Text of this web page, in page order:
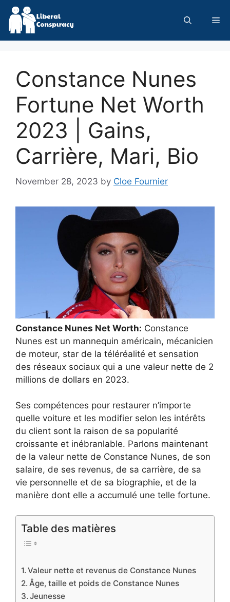
Skip
content
Constance Nunes
Fortune Net Worth
2023 | Gains,
Carrière, Mari, Bio
November 28, 2023 by Cloe Fournier
Constance Nunes Net Worth: Constance
Nunes est un mannequin américain, mécanicien
de moteur, star de la téléréalité et sensation
des réseaux sociaux qui a une valeur nette de 2
millions de dollars en 2023.
Ses compétences pour restaurer n’importe
quelle voiture et les modifier selon les intérêts
du client sont la raison de sa popularité
croissante et inébranlable. Parlons maintenant
de la valeur nette de Constance Nunes, de son
salaire, de ses revenus, de sa carrière, de sa
vie personnelle et de sa biographie, et de la
manière dont elle a accumulé une telle fortune.
Table des matières
Valeur nette et revenus de Constance Nunes
Âge, taille et poids de Constance Nunes
Jeunesse